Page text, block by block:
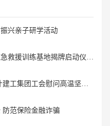
兴亲子研学活动
范保险金融诈骗